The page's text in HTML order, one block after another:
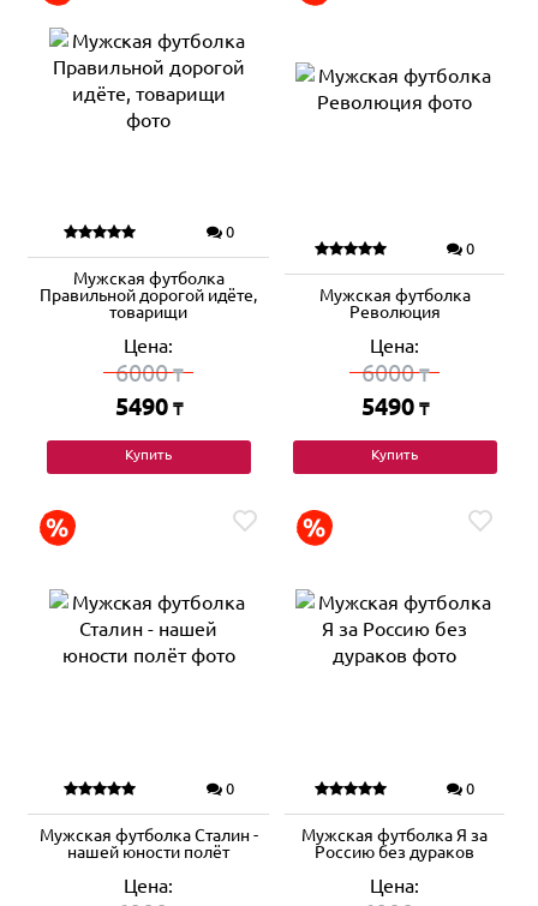
0
Мужская футболка
Правильной дорогой идёте,
товарищи
Цена:
6000₸
5490 ₸
Купить
0
Мужская футболка
Революция
Цена:
6000₸
5490 ₸
Купить
0
Мужская футболка Сталин -
нашей юности полёт
Цена:
0
Мужская футболка Я за
Россию без дураков
Цена: